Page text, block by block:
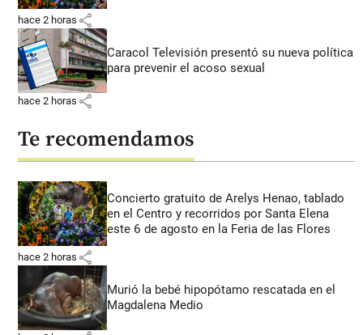
hace 2 horas share
Caracol Televisión presentó su nueva política
para prevenir el acoso sexual
hace 2 horas share
Te recomendamos
Concierto gratuito de Arelys Henao, tablado
en el Centro y recorridos por Santa Elena
este 6 de agosto en la Feria de las Flores
hace 2 horas share
Murió la bebé hipopótamo rescatada en el
Magdalena Medio